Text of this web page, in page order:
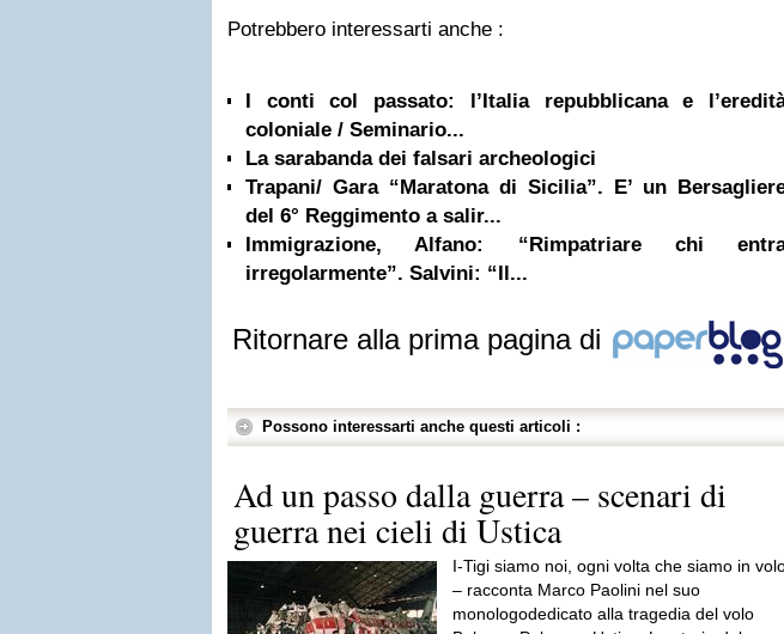
Potrebbero interessarti anche :
I conti col passato: l’Italia repubblicana e
coloniale / Seminario...
La sarabanda dei falsari archeologici
Trapani/ Gara “Maratona di Sicilia”. E’ un
del 6° Reggimento a salir...
Immigrazione, Alfano: “Rimpatriare chi
irregolarmente”. Salvini: “Il...
Ritornare alla prima pagina di
Possono interessarti anche questi articoli :
Ad un passo dalla guerra – scenari di
guerra nei cieli di Ustica
I-Tigi siamo noi, ogni volta che siamo in
– racconta Marco Paolini nel suo
monologodedicato alla tragedia del volo